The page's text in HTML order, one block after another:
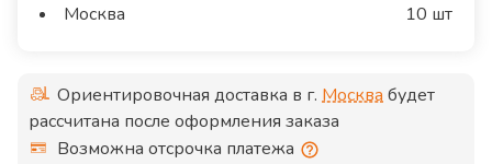
Москва
10 шт
Ориентировочная доставка в г. Москвабудет
рассчитана после оформления заказа
Возможна отсрочка платежа